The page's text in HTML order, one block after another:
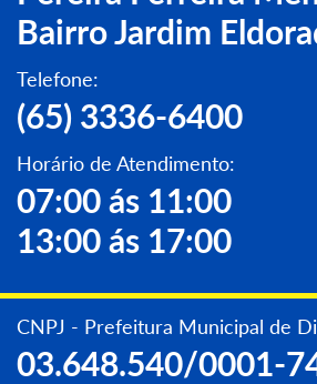
Bairro Jardim
Telefone:
(65) 3336-6400
Horário de Atendimento:
07:00 ás 11:00
13:00 ás 17:00
CNPJ - Prefeitura Municipal de
03.648.540/0001-